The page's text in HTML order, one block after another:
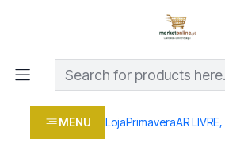
MENU LojaPrimaveraAR
Os melhores preços em produtos para
Home Loja Casa e conforto
CAÇAROLA INDUÇÃO